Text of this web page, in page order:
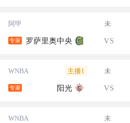
阿甲 未
专家 罗萨里奥中央 VS
WNBA 主播1 未
专家 阳光 VS
WNBA 未